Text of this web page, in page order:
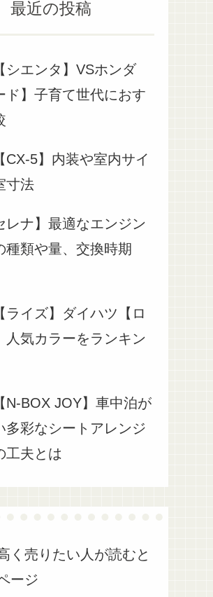
最近の投稿
シエンタ】VSホンダ
ド】子育て世代におす
CX-5】内装や室内サイ
寸法
レナ】最適なエンジン
種類や量、交換時期
ライズ】ダイハツ【ロ
人気カラーをランキン
N-BOX JOY】車中泊が
多彩なシートアレンジ
工夫とは
く売りたい人が読むと
ージ